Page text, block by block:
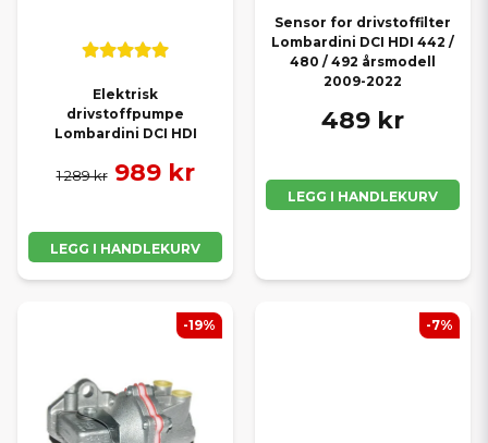
Elektrisk
drivstoffpumpe
Lombardini DCI HDI
1 289 kr 989 kr
LEGG I HANDLEKURV
Sensor for drivstoffilter
Lombardini DCI HDI 442 /
480 / 492 årsmodell
2009-2022
489 kr
LEGG I HANDLEKURV
-19% -7%